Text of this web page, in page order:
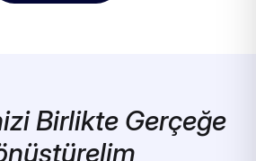
Birlikte Gerçeğe